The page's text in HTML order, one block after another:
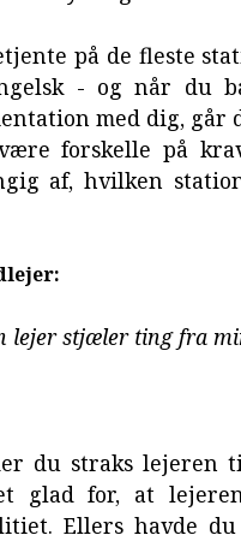
på de fleste
- og når du
med dig, går
forskelle på
af, hvilken
lejer stjæler ting fra
du straks lejeren
glad for, at
Ellers havde